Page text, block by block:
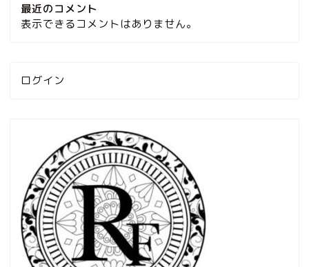
最近のコメント
表示できるコメントはありません。
ログイン